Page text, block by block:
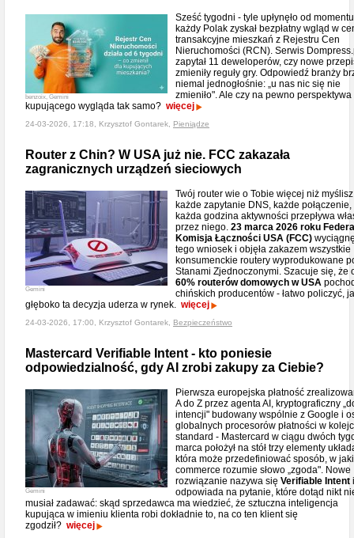
benzoix, Gemini
Sześć tygodni - tyle upłynęło od
każdy Polak zyskał bezpłatny wgląd w
transakcyjne mieszkań z Rejestru Cen
Nieruchomości (RCN). Serwis
zapytał 11 deweloperów, czy nowe
zmieniły reguły gry. Odpowiedź branży
niemal jednogłośnie: „u nas nic się nie
zmieniło". Ale czy na pewno perspektywa
kupującego wygląda tak samo? więcej
24-03-2026, 17:18, Krzysztof Gontarek, Pieniądze
Router z Chin? W USA już nie. FCC zakazała
zagranicznych urządzeń sieciowych
Gemini
Twój router wie o Tobie więcej niż
każde zapytanie DNS, każde połączenie,
każda godzina aktywności przepływa
przez niego. 23 marca 2026 roku
Komisja Łączności USA (FCC)
tego wniosek i objęła zakazem wszystkie
konsumenckie routery wyprodukowane
Stanami Zjednoczonymi. Szacuje się, że
60% routerów domowych w USA
chińskich producentów - łatwo policzyć,
głęboko ta decyzja uderza w rynek. więcej
24-03-2026, 17:00, Krzysztof Gontarek, Bezpieczeństwo
Mastercard Verifiable Intent - kto poniesie
odpowiedzialność, gdy AI zrobi zakupy za Ciebie?
Gemini
Pierwsza europejska płatność
A do Z przez agenta AI, kryptograficzny
intencji" budowany wspólnie z Google i
globalnych procesorów płatności w
standard - Mastercard w ciągu dwóch
marca położył na stół trzy elementy
która może przedefiniować sposób, w
commerce rozumie słowo „zgoda". Nowe
rozwiązanie nazywa się Verifiable Intent i
odpowiada na pytanie, które dotąd nikt
musiał zadawać: skąd sprzedawca ma wiedzieć, że sztuczna inteligencja
kupująca w imieniu klienta robi dokładnie to, na co ten klient się
zgodził? więcej